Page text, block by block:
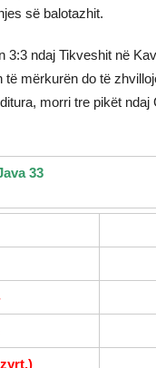
së balotazhit.
ndaj Tikveshit në
mërkurën do të
morri tre pikët
33